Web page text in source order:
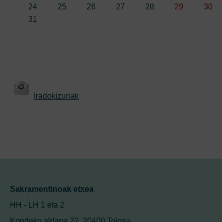
24
25 26 27 28 29
30
31
Iradokizunak
Sakramentinoak etxea
HH - LH 1 eta 2